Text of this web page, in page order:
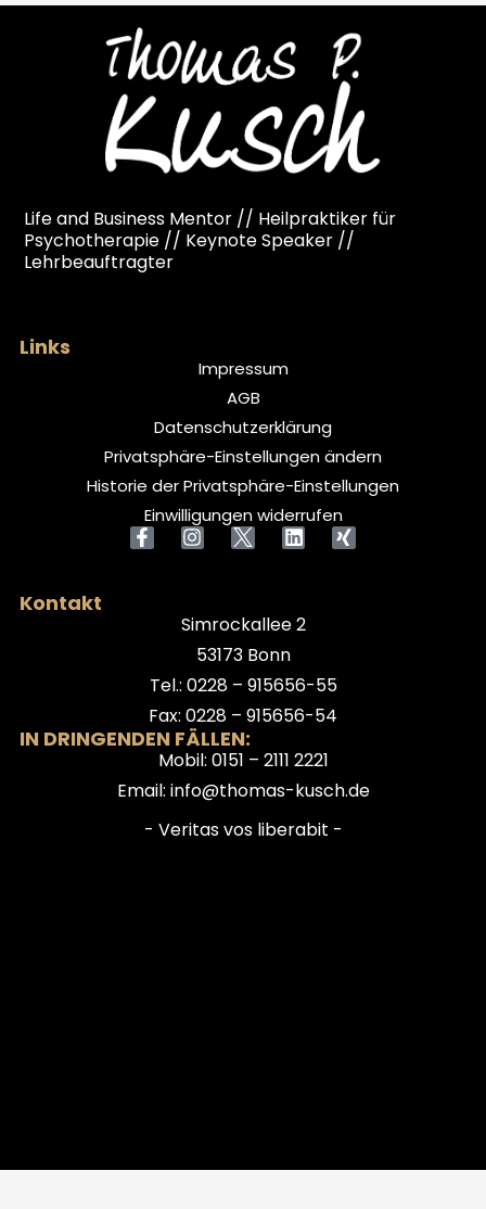
Life and Business Mentor // Heilpraktiker für
Psychotherapie // Keynote Speaker //
Lehrbeauftragter
Links
Impressum
AGB
Datenschutzerklärung
Privatsphäre-Einstellungen ändern
Historie der Privatsphäre-Einstellungen
Einwilligungen widerrufen
Kontakt
Simrockallee 2
53173 Bonn
Tel.: 0228 – 915656-55
Fax: 0228 – 915656-54
IN DRINGENDEN FÄLLEN:
Mobil: 0151 – 2111 2221
Email: info@thomas-kusch.de
- Veritas vos liberabit -